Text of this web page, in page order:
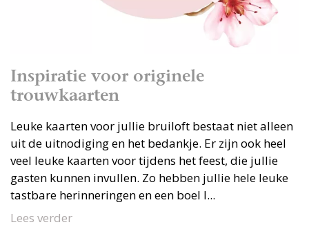
Inspiratie voor originele
trouwkaarten
Leuke kaarten voor jullie bruiloft bestaat niet alleen
uit de uitnodiging en het bedankje. Er zijn ook heel
veel leuke kaarten voor tijdens het feest, die jullie
gasten kunnen invullen. Zo hebben jullie hele leuke
tastbare herinneringen en een boel l...
Lees verder